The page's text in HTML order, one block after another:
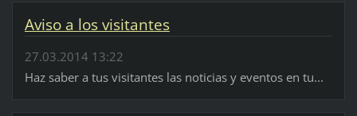
Aviso a los visitantes
27.03.2014 13:22
Haz saber a tus visitantes las noticias y eventos en tu...